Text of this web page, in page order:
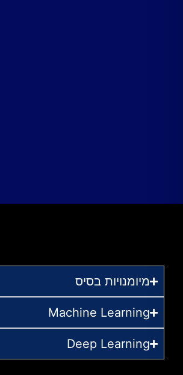
מיומנויות בסיס
Machine Learning
Deep Learning